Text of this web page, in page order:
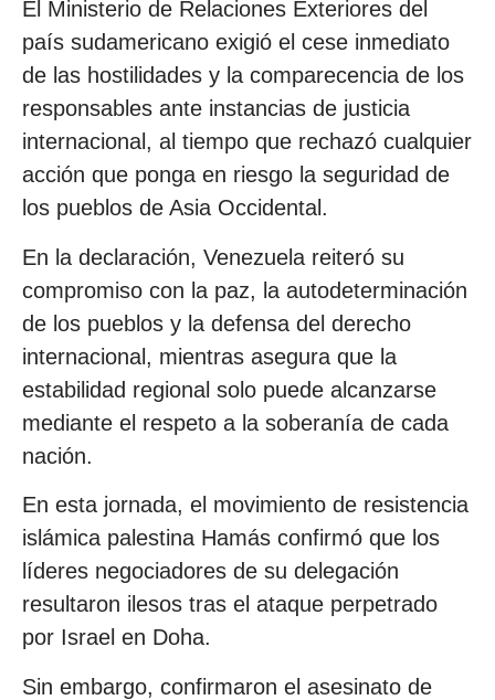
El Ministerio de Relaciones Exteriores del
país sudamericano exigió el cese inmediato
de las hostilidades y la comparecencia de los
responsables ante instancias de justicia
internacional, al tiempo que rechazó cualquier
acción que ponga en riesgo la seguridad de
los pueblos de Asia Occidental.
En la declaración, Venezuela reiteró su
compromiso con la paz, la autodeterminación
de los pueblos y la defensa del derecho
internacional, mientras asegura que la
estabilidad regional solo puede alcanzarse
mediante el respeto a la soberanía de cada
nación.
En esta jornada, el movimiento de resistencia
islámica palestina Hamás confirmó que los
líderes negociadores de su delegación
resultaron ilesos tras el ataque perpetrado
por Israel en Doha.
Sin embargo, confirmaron el asesinato de